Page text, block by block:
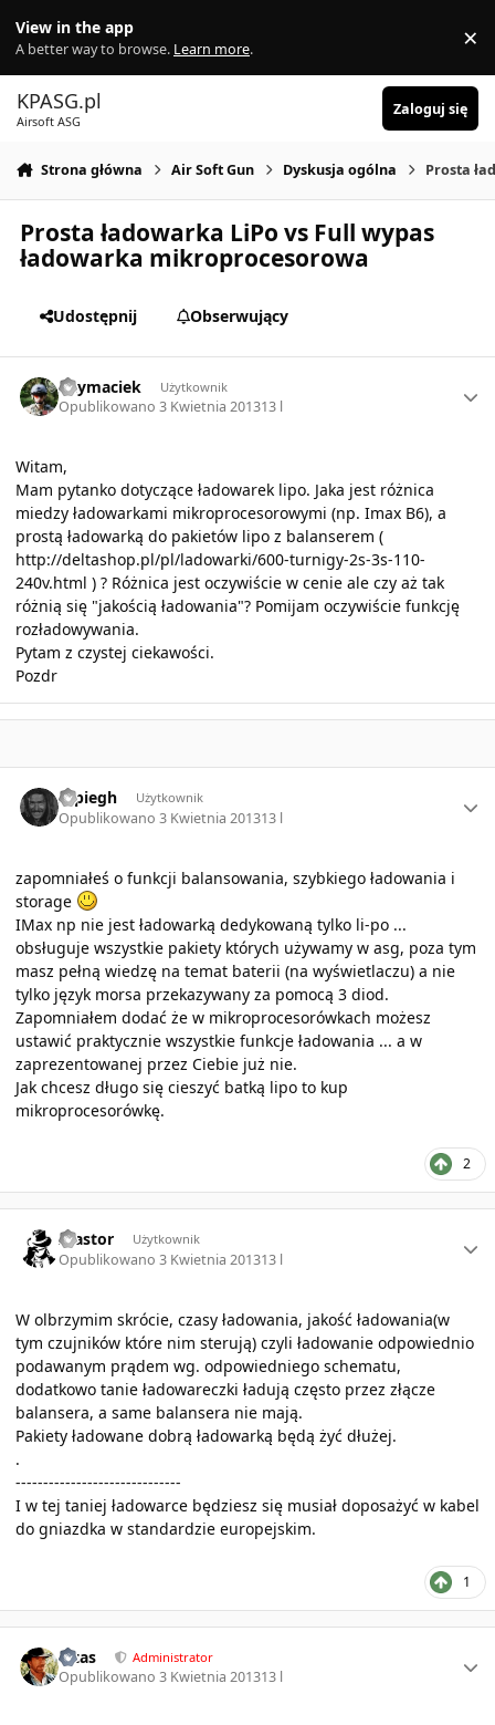
View in the app
A better way to browse. Learn more. ×
KPASG.pl
Airsoft ASG
Zaloguj się
Strona główna Air Soft Gun Dyskusja ogólna Prosta
Prosta ładowarka LiPo vs Full wypas
ładowarka mikroprocesorowa
Udostępnij Obserwujący
Skymaciek Użytkownik
Opublikowano3 Kwietnia 201313 l
Witam,
Mam pytanko dotyczące ładowarek lipo. Jaka jest różnica
miedzy ładowarkami mikroprocesorowymi (np. Imax B6), a
prostą ładowarką do pakietów lipo z balanserem (
http://deltashop.pl/pl/ladowarki/600-turnigy-2s-3s-110-
240v.html ) ? Różnica jest oczywiście w cenie ale czy aż tak
różnią się "jakością ładowania"? Pomijam oczywiście funkcję
rozładowywania.
Pytam z czystej ciekawości.
Pozdr
szpiegh Użytkownik
Opublikowano3 Kwietnia 201313 l
zapomniałeś o funkcji balansowania, szybkiego ładowania i
storage
IMax np nie jest ładowarką dedykowaną tylko li-po ...
obsługuje wszystkie pakiety których używamy w asg, poza tym
masz pełną wiedzę na temat baterii (na wyświetlaczu) a nie
tylko język morsa przekazywany za pomocą 3 diod.
Zapomniałem dodać że w mikroprocesorówkach możesz
ustawić praktycznie wszystkie funkcje ładowania ... a w
zaprezentowanej przez Ciebie już nie.
Jak chcesz długo się cieszyć batką lipo to kup
mikroprocesorówkę.
2
Alastor Użytkownik
Opublikowano3 Kwietnia 201313 l
W olbrzymim skrócie, czasy ładowania, jakość ładowania(w
tym czujników które nim sterują) czyli ładowanie odpowiednio
podawanym prądem wg. odpowiedniego schematu,
dodatkowo tanie ładowareczki ładują często przez złącze
balansera, a same balansera nie mają.
Pakiety ładowane dobrą ładowarką będą żyć dłużej.
.
------------------------------
I w tej taniej ładowarce będziesz się musiał doposażyć w kabel
do gniazdka w standardzie europejskim.
1
Pitas Administrator
Opublikowano3 Kwietnia 201313 l